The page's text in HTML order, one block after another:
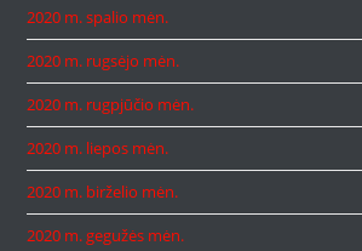
2020 m. spalio mėn.
2020 m. rugsėjo mėn.
2020 m. rugpjūčio mėn.
2020 m. liepos mėn.
2020 m. birželio mėn.
2020 m. gegužės mėn.